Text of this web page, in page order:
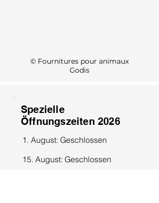
© Fournitures pour animaux
Godis
Spezielle
Öffnungszeiten 2026
1. August: Geschlossen
15. August: Geschlossen